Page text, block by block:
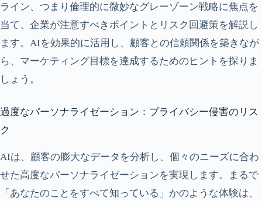
ライン、つまり倫理的に微妙なグレーゾーン戦略に焦点を
当て、企業が注意すべきポイントとリスク回避策を解説し
ます。AIを効果的に活用し、顧客との信頼関係を築きなが
ら、マーケティング目標を達成するためのヒントを探りま
しょう。
過度なパーソナライゼーション：プライバシー侵害のリス
ク
AIは、顧客の膨大なデータを分析し、個々のニーズに合わ
せた高度なパーソナライゼーションを実現します。まるで
「あなたのことをすべて知っている」かのような体験は、